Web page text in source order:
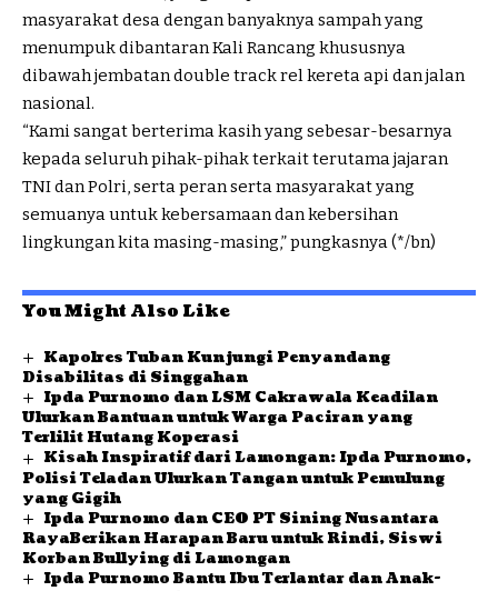
masyarakat desa dengan banyaknya sampah yang
menumpuk dibantaran Kali Rancang khususnya
dibawah jembatan double track rel kereta api dan jalan
nasional.
“Kami sangat berterima kasih yang sebesar-besarnya
kepada seluruh pihak-pihak terkait terutama jajaran
TNI dan Polri, serta peran serta masyarakat yang
semuanya untuk kebersamaan dan kebersihan
lingkungan kita masing-masing,” pungkasnya (*/bn)
You Might Also Like
Kapolres Tuban Kunjungi Penyandang
Disabilitas di Singgahan
Ipda Purnomo dan LSM Cakrawala Keadilan
Ulurkan Bantuan untuk Warga Paciran yang
Terlilit Hutang Koperasi
Kisah Inspiratif dari Lamongan: Ipda Purnomo,
Polisi Teladan Ulurkan Tangan untuk Pemulung
yang Gigih
Ipda Purnomo dan CEO PT Sining Nusantara
RayaBerikan Harapan Baru untuk Rindi, Siswi
Korban Bullying di Lamongan
Ipda Purnomo Bantu Ibu Terlantar dan Anak-